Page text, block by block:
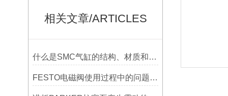
相关文章/ARTICLES
什么是SMC气缸的结构、材质和维护
FESTO电磁阀使用过程中的问题答疑